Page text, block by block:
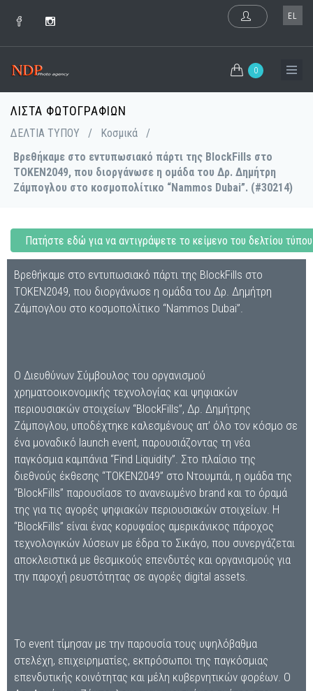
EL
0
ΛΊΣΤΑ ΦΩΤΟΓΡΑΦΙΏΝ
ΔΕΛΤΙΑ ΤΥΠΟΥ / Κοσμικά
/
Βρεθήκαμε στο εντυπωσιακό πάρτι της BlockFills στο
TOKEN2049, που διοργάνωσε η ομάδα του Δρ. Δημήτρη
Ζάμπογλου στο κοσμοπολίτικο “Nammos Dubai”. (#30214)
Πατήστε εδώ για να αντιγράψετε το κείμενο του δελτίου τύπου
Βρεθήκαμε στο εντυπωσιακό πάρτι της BlockFills στο
TOKEN2049, που διοργάνωσε η ομάδα του Δρ. Δημήτρη
Ζάμπογλου στο κοσμοπολίτικο “Nammos Dubai”.
Ο Διευθύνων Σύμβουλος του οργανισμού
χρηματοοικονομικής τεχνολογίας και ψηφιακών
περιουσιακών στοιχείων “BlockFills”, Δρ. Δημήτρης
Ζάμπογλου, υποδέχτηκε καλεσμένους απ’ όλο τον κόσμο σε
ένα μοναδικό launch event, παρουσιάζοντας τη νέα
παγκόσμια καμπάνια “Find Liquidity”. Στο πλαίσιο της
διεθνούς έκθεσης “TOKEN2049” στο Ντουμπάι, η ομάδα της
“BlockFills” παρουσίασε το ανανεωμένο brand και το όραμά
της για τις αγορές ψηφιακών περιουσιακών στοιχείων. Η
“BlockFills” είναι ένας κορυφαίος αμερικάνικος πάροχος
τεχνολογικών λύσεων με έδρα το Σικάγο, που συνεργάζεται
αποκλειστικά με θεσμικούς επενδυτές και οργανισμούς για
την παροχή ρευστότητας σε αγορές digital assets.
Το event τίμησαν με την παρουσία τους υψηλόβαθμα
στελέχη, επιχειρηματίες, εκπρόσωποι της παγκόσμιας
επενδυτικής κοινότητας και μέλη κυβερνητικών φορέων. Ο